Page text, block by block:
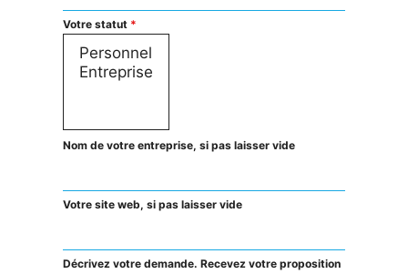
Votre statut *
Nom de votre entreprise, si pas laisser vide
Votre site web, si pas laisser vide
Décrivez votre demande. Recevez votre proposition